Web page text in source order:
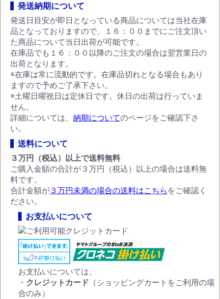
発送納期について
発送日目安が即日となっている商品については当社在庫
品となっておりますので、１６：００までにご注文頂い
た商品について当日出荷が可能です。
在庫品でも１６：００以降のご注文の場合は翌営業日の
出荷となります。
※在庫は常に流動的です。在庫品切れとなる場合もあり
ますので予めご了承下さい。
※土曜日曜祝日は定休日です。休日の出荷は行っていま
せん。
詳細については、 納期についてのページをご確認下さ
い。
送料について
３万円（税込）以上で送料無料
ご購入金額の合計が３万円（税込）以上の場合は送料無
料です。
合計金額が ３万円未満の場合の送料はこちら をご確認く
ださい。
お支払いについて
お支払いについては、
・ クレジットカード （ショッピングカートをご利用の場
合のみ）